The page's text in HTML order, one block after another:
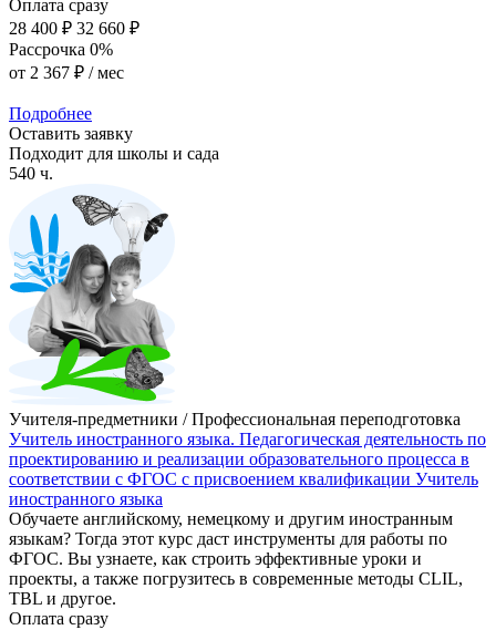
Оплата сразу
28 400 ₽ 32 660 ₽
Рассрочка 0%
от 2 367 ₽ / мес
Подробнее
Оставить заявку
Подходит для школы и сада
540 ч.
Учителя-предметники / Профессиональная переподготовка
Учитель иностранного языка. Педагогическая деятельность по
проектированию и реализации образовательного процесса в
соответствии с ФГОС с присвоением квалификации Учитель
иностранного языка
Обучаете английскому, немецкому и другим иностранным
языкам? Тогда этот курс даст инструменты для работы по
ФГОС. Вы узнаете, как строить эффективные уроки и
проекты, а также погрузитесь в современные методы CLIL,
TBL и другое.
Оплата сразу